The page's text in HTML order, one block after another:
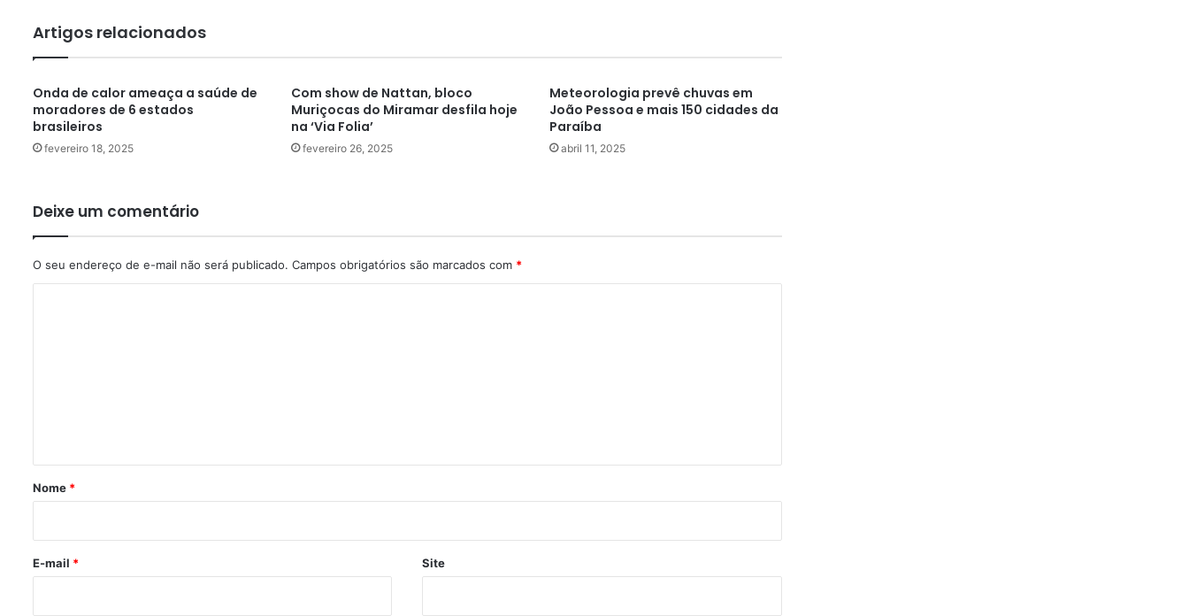
Artigos relacionados
Onda de calor ameaça a saúde de
moradores de 6 estados
brasileiros
fevereiro 18, 2025
Com show de Nattan, bloco
Muriçocas do Miramar desfila hoje
na ‘Via Folia’
fevereiro 26, 2025
Meteorologia prevê chuvas em
João Pessoa e mais 150 cidades da
Paraíba
abril 11, 2025
Deixe um comentário
O seu endereço de e-mail não será publicado. Campos obrigatórios são marcados com *
r
*
Nome *
E-mail * Site